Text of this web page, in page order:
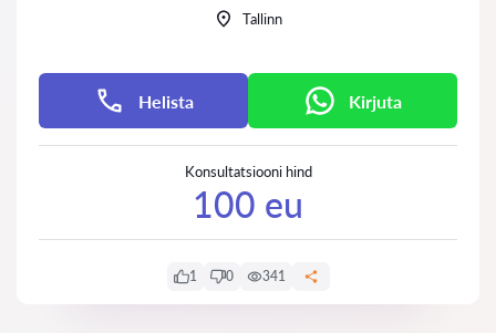
Tallinn
Helista Kirjuta
Konsultatsiooni hind
100 eu
1 0 341